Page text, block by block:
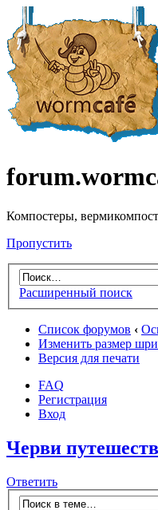
Компостеры,
Пропустить
Расширенный поиск
Список форумов ‹
Изменить размер
Версия для печати
FAQ
Регистрация
Вход
Черви
Ответить